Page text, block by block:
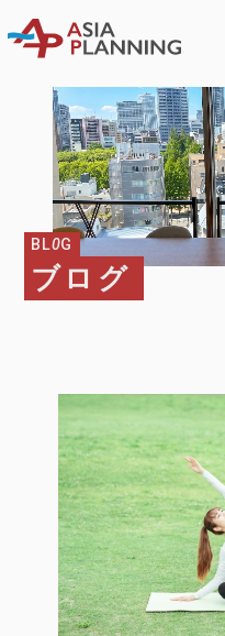
BL0G
ブログ